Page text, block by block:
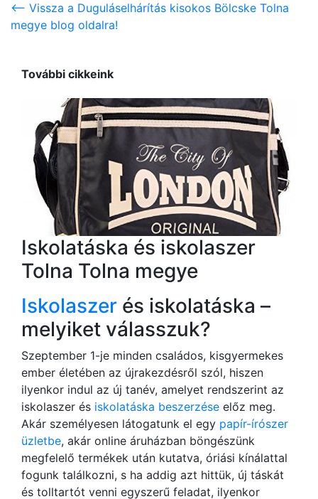
<-- Vissza a Duguláselhárítás kisokos Bölcske Tolna
megye blog oldalra!
További cikkeink
Iskolatáska és iskolaszer
Tolna Tolna megye
Iskolaszer és iskolatáska –
melyiket válasszuk?
Szeptember 1-je minden családos, kisgyermekes
ember életében az újrakezdésről szól, hiszen
ilyenkor indul az új tanév, amelyet rendszerint az
iskolaszer és iskolatáska beszerzése előz meg.
Akár személyesen látogatunk el egy papír-írószer
üzletbe, akár online áruházban böngészünk
megfelelő termékek után kutatva, óriási kínálattal
fogunk találkozni, s ha addig azt hittük, új táskát
és tolltartót venni egyszerű feladat, ilyenkor